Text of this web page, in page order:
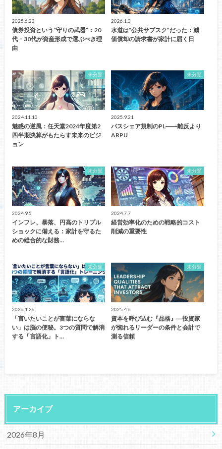
2025.6.23
債券投資という“守りの武器”：20
代・30代が資産形成で選ぶべき理
由
2026.1.3
水道は“公共サブスク”だった：減
価償却の請求書が家計に届く日
未分類
2024.11.10
魅惑の逆風：任天堂2024年度第2
四半期決算がもたらす未来のビジ
ョン
未分類
2025.9.21
パスシェア規制のPL――離反より
ARPU
未分類
2024.9.5
インフレ、暴落、円高のトリプル
ショックに備える：家計を守るた
めの総合的な財務…
未分類
2024.7.7
経営効率化のための戦略的コスト
削減の重要性
未分類
2026.1.26
「言いたいことが言葉にならな
い」は脳の便秘。3つの質問で解消
する「言語化」ト…
未分類
2025.4.6
資本を呼び込む『品格』―投資家
が惚れるリーダーの条件と会計で
測る信頼
アーカイブ
2026年8月